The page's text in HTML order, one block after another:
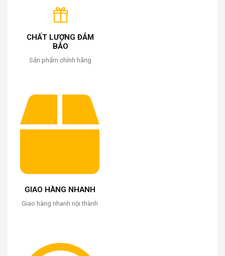
CHẤT LƯỢNG ĐẢM
BẢO
Sản phẩm chính hãng
GIAO HÀNG NHANH
Giao hàng nhanh nội thành